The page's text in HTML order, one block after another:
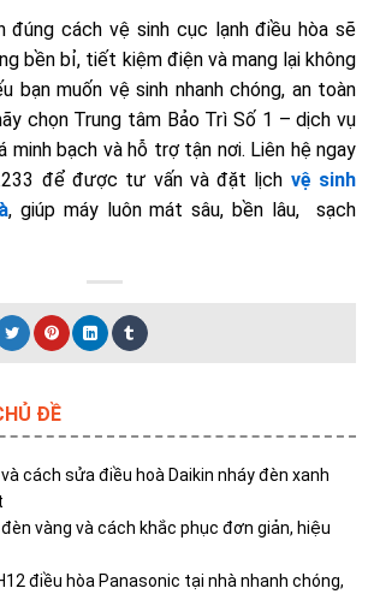
đúng cách vệ sinh cục lạnh điều hòa sẽ
bền bỉ, tiết kiệm điện và mang lại không
bạn muốn vệ sinh nhanh chóng, an toàn
chọn Trung tâm Bảo Trì Số 1 – dịch vụ
minh bạch và hỗ trợ tận nơi. Liên hệ ngay
để được tư vấn và đặt lịch vệ sinh
, giúp máy luôn mát sâu, bền lâu, sạch
ĐỀ
cách sửa điều hoà Daikin nháy đèn xanh
vàng và cách khắc phục đơn giản, hiệu
điều hòa Panasonic tại nhà nhanh chóng,